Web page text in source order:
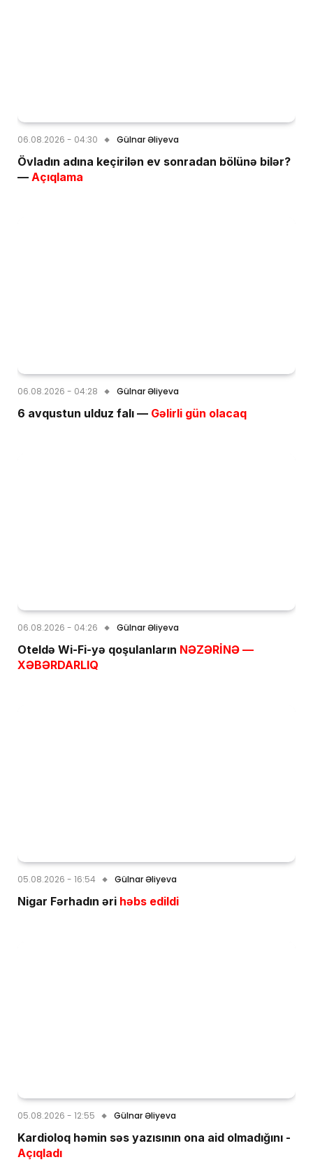
06.08.2026 - 04:30 Gülnar Əliyeva
Övladın adına keçirilən ev sonradan bölünə bilər?
— Açıqlama
06.08.2026 - 04:28 Gülnar Əliyeva
6 avqustun ulduz falı — Gəlirli gün olacaq
06.08.2026 - 04:26 Gülnar Əliyeva
Oteldə Wi-Fi-yə qoşulanların NƏZƏRİNƏ —
XƏBƏRDARLIQ
05.08.2026 - 16:54 Gülnar Əliyeva
Nigar Fərhadın əri həbs edildi
05.08.2026 - 12:55 Gülnar Əliyeva
Kardioloq həmin səs yazısının ona aid olmadığını -
Açıqladı